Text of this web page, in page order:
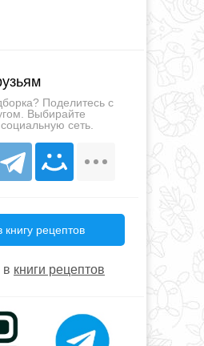
Поделитесь с
Выбирайте
сеть.
книгу рецептов
в книги рецептов